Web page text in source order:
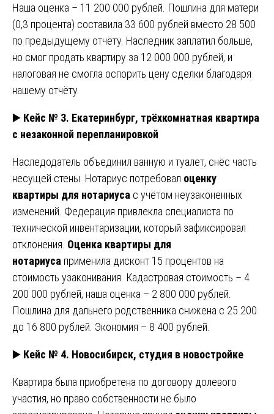
Наша оценка – 11 200 000 рублей. Пошлина для матери
(0,3 процента) составила 33 600 рублей вместо 28 500
по предыдущему отчёту. Наследник заплатил больше,
но смог продать квартиру за 12 000 000 рублей, и
налоговая не смогла оспорить цену сделки благодаря
нашему отчёту.
▶️ Кейс № 3. Екатеринбург, трёхкомнатная квартира
с незаконной перепланировкой
Наследодатель объединил ванную и туалет, снёс часть
несущей стены. Нотариус потребовал оценку
квартиры для нотариуса с учётом неузаконенных
изменений. Федерация привлекла специалиста по
технической инвентаризации, который зафиксировал
отклонения. Оценка квартиры для
нотариуса применила дисконт 15 процентов на
стоимость узаконивания. Кадастровая стоимость – 4
200 000 рублей, наша оценка – 2 800 000 рублей.
Пошлина для дальнего родственника снижена с 25 200
до 16 800 рублей. Экономия – 8 400 рублей.
▶️ Кейс № 4. Новосибирск, студия в новостройке
Квартира была приобретена по договору долевого
участия, но право собственности не было